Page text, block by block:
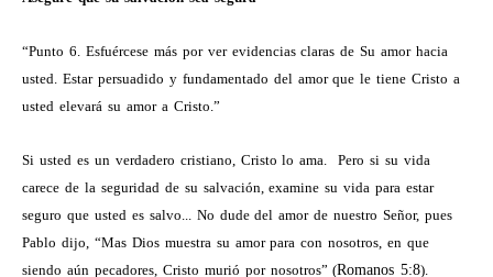
“Punto 6. Esfuércese más por ver evidencias claras de Su amor hacia
usted. Estar persuadido y fundamentado del amor que le tiene Cristo a
usted elevará su amor a Cristo.”
Si usted es un verdadero cristiano, Cristo lo ama.
Pero si su vida
carece de la seguridad de su salvación, examine su vida para estar
seguro que usted es salvo... No dude del amor de nuestro Señor, pues
Pablo dijo, “Mas Dios muestra su amor para con nosotros, en que
siendo aún pecadores, Cristo murió por nosotros” (Romanos 5:8).